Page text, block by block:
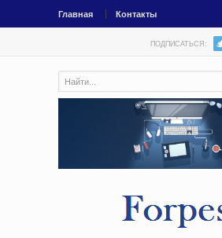
Главная Контакты
ПОДПИСАТЬСЯ: